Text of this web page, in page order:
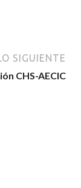
SIGUIENTE
CHS-AECIC